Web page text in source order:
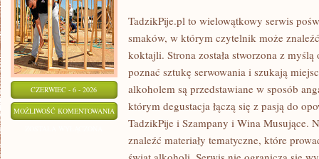
CZERWIEC - 6 - 2026
MOŻLIWOŚĆ KOMENTOWANIA PIWA
ŚWIATA
TadzikPije.pl to wielowątkowy serwis
smaków, w którym czytelnik może
koktajli. Strona została stworzona z
poznać sztukę serwowania i szukają
alkoholem są przedstawiane w sposób
którym degustacja łączą się z pasją do
TadzikPije i Szampany i Wina Musujące.
znaleźć materiały tematyczne, które